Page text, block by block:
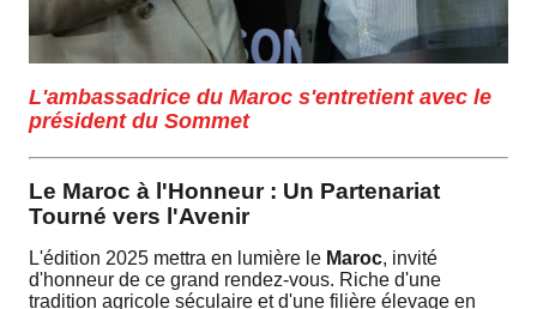
L'ambassadrice du Maroc s'entretient avec le
président du Sommet
Le Maroc à l'Honneur : Un Partenariat
Tourné vers l'Avenir
L'édition 2025 mettra en lumière le Maroc, invité
d'honneur de ce grand rendez-vous. Riche d'une
tradition agricole séculaire et d'une filière élevage en